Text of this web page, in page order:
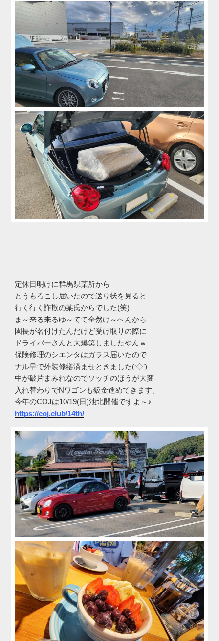
定休日明けに群馬県某所から
とうもろこし届いたので送り状を見ると
行く行く詐欺の某氏からでした(笑)
ま～来る来るゆ～てて全然け～へんから
園長が名付けたんだけど受け取りの際に
ドライバーさんと大爆笑しましたやんｗ
保険修理のシエンタはガラス届いたので
ナル早で外装修繕済ませときました(‘◇’)ゞ
中が破片まみれなのでソッチのほうが大変
入れ替わりでNワゴンも鈑金進めてきます。
今年のCOJは10/19(日)池北開催ですよ～♪
https://coj.club/14th/